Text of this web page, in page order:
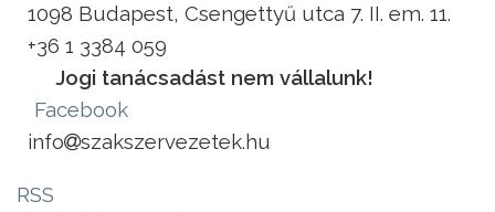
1098 Budapest, Csengettyű utca 7. II. em. 11.
+36 1 3384 059
Jogi tanácsadást nem vállalunk!
Facebook
info
szakszervezetek.hu
RSS